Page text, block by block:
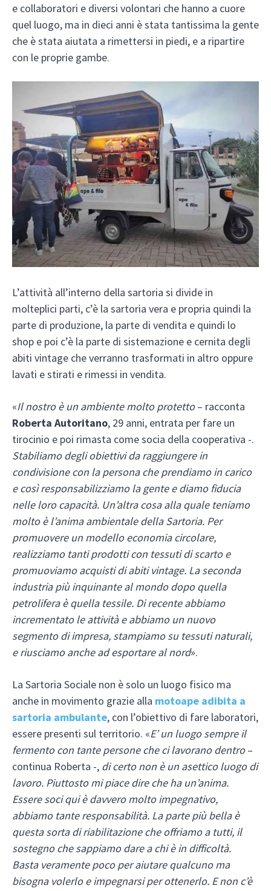
e collaboratori e diversi volontari che hanno a cuore
quel luogo, ma in dieci anni è stata tantissima la gente
che è stata aiutata a rimettersi in piedi, e a ripartire
con le proprie gambe.
L’attività all’interno della sartoria si divide in
molteplici parti, c’è la sartoria vera e propria quindi la
parte di produzione, la parte di vendita e quindi lo
shop e poi c’è la parte di sistemazione e cernita degli
abiti vintage che verranno trasformati in altro oppure
lavati e stirati e rimessi in vendita.
«Il nostro è un ambiente molto protetto– racconta
Roberta Autoritano, 29 anni, entrata per fare un
tirocinio e poi rimasta come socia della cooperativa -.
Stabiliamo degli obiettivi da raggiungere in
condivisione con la persona che prendiamo in carico
e così responsabilizziamo la gente e diamo fiducia
nelle loro capacità. Un’altra cosa alla quale teniamo
molto è l’anima ambientale della Sartoria. Per
promuovere un modello economia circolare,
realizziamo tanti prodotti con tessuti di scarto e
promuoviamo acquisti di abiti vintage. La seconda
industria più inquinante al mondo dopo quella
petrolifera è quella tessile. Di recente abbiamo
incrementato le attività e abbiamo un nuovo
segmento di impresa, stampiamo su tessuti naturali,
e riusciamo anche ad esportare al nord».
La Sartoria Sociale non è solo un luogo fisico ma
anche in movimento grazie alla motoape adibita a
sartoria ambulante, con l’obiettivo di fare laboratori,
essere presenti sul territorio. «E’ un luogo sempre il
fermento con tante persone che ci lavorano dentro–
continua Roberta -, di certo non è un asettico luogo di
lavoro. Piuttosto mi piace dire che ha un’anima.
Essere soci qui è davvero molto impegnativo,
abbiamo tante responsabilità. La parte più bella è
questa sorta di riabilitazione che offriamo a tutti, il
sostegno che sappiamo dare a chi è in difficoltà.
Basta veramente poco per aiutare qualcuno ma
bisogna volerlo e impegnarsi per ottenerlo. E non c’è